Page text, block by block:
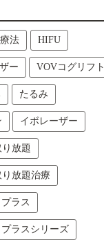
法 HIFU
ー VOVコグリフト
たるみ
イボレーザー
放題
放題治療
ラス
ラスシリーズ